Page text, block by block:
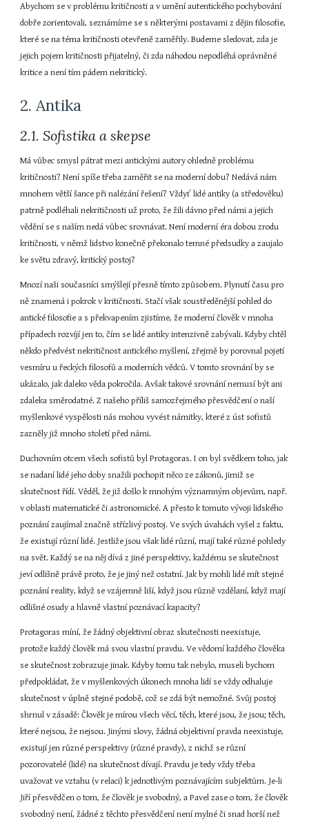
Abychom se v problému kritičnosti a v umění autentického pochybování
dobře zorientovali, seznámíme se s některými postavami z dějin filosofie,
které se na téma kritičnosti otevřeně zaměřily. Budeme sledovat, zda je
jejich pojem kritičnosti přijatelný, či zda náhodou nepodléhá oprávněné
kritice a není tím pádem nekritický.
2. Antika
2.1. Sofistika a skepse
Má vůbec smysl pátrat mezi antickými autory ohledně problému
kritičnosti? Není spíše třeba zaměřit se na moderní dobu? Nedává nám
mnohem větší šance při nalézání řešení? Vždyť lidé antiky (a středověku)
patrně podléhali nekritičnosti už proto, že žili dávno před námi a jejich
vědění se s naším nedá vůbec srovnávat. Není moderní éra dobou zrodu
kritičnosti, v němž lidstvo konečně překonalo temné předsudky a zaujalo
ke světu zdravý, kritický postoj?
Mnozí naši současníci smýšlejí přesně tímto způsobem. Plynutí času pro
ně znamená i pokrok v kritičnosti. Stačí však soustředěnější pohled do
antické filosofie a s překvapením zjistíme, že moderní člověk v mnoha
případech rozvíjí jen to, čím se lidé antiky intenzivně zabývali. Kdyby chtěl
někdo předvést nekritičnost antického myšlení, zřejmě by porovnal pojetí
vesmíru u řeckých filosofů a moderních vědců. V tomto srovnání by se
ukázalo, jak daleko věda pokročila. Avšak takové srovnání nemusí být ani
zdaleka směrodatné. Z našeho příliš samozřejmého přesvědčení o naší
myšlenkové vyspělosti nás mohou vyvést námitky, které z úst sofistů
zazněly již mnoho století před námi.
Duchovním otcem všech sofistů byl Protagoras. I on byl svědkem toho, jak
se nadaní lidé jeho doby snažili pochopit něco ze zákonů, jimiž se
skutečnost řídí. Věděl, že již došlo k mnohým významným objevům, např.
v oblasti matematické či astronomické. A přesto k tomuto vývoji lidského
poznání zaujímal značně střízlivý postoj. Ve svých úvahách vyšel z faktu,
že existují různí lidé. Jestliže jsou však lidé různí, mají také různé pohledy
na svět. Každý se na něj dívá z jiné perspektivy, každému se skutečnost
jeví odlišně právě proto, že je jiný než ostatní. Jak by mohli lidé mít stejné
poznání reality, když se vzájemně liší, když jsou různě vzdělaní, když mají
odlišné osudy a hlavně vlastní poznávací kapacity?
Protagoras míní, že žádný objektivní obraz skutečnosti neexistuje,
protože každý člověk má svou vlastní pravdu. Ve vědomí každého člověka
se skutečnost zobrazuje jinak. Kdyby tomu tak nebylo, museli bychom
předpokládat, že v myšlenkových úkonech mnoha lidí se vždy odhaluje
skutečnost v úplně stejné podobě, což se zdá být nemožné. Svůj postoj
shrnul v zásadě: Člověk je mírou všech věcí, těch, které jsou, že jsou; těch,
které nejsou, že nejsou. Jinými slovy, žádná objektivní pravda neexistuje,
existují jen různé perspektivy (různé pravdy), z nichž se různí
pozorovatelé (lidé) na skutečnost dívají. Pravdu je tedy vždy třeba
uvažovat ve vztahu (v relaci) k jednotlivým poznávajícím subjektům. Je-li
Jiří přesvědčen o tom, že člověk je svobodný, a Pavel zase o tom, že člověk
svobodný není, žádné z těchto přesvědčení není mylné či snad horší než